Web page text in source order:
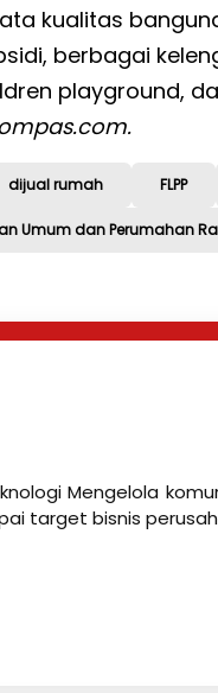
kualitas
berbagai
playground,
dijual rumah FLPP
Umum dan Perumahan
Mengelola
target bisnis